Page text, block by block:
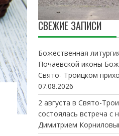
СВЕЖИЕ ЗАПИСИ
Божественная
Почаевской иконы
Свято- Троицком
07.08.2026
2 августа в Свято-
состоялась встреча с
Димитрием